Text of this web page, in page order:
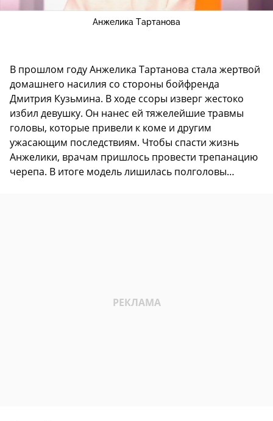
Анжелика Тартанова
В прошлом году Анжелика Тартанова стала жертвой
домашнего насилия со стороны бойфренда
Дмитрия Кузьмина. В ходе ссоры изверг жестоко
избил девушку. Он нанес ей тяжелейшие травмы
головы, которые привели к коме и другим
ужасающим последствиям. Чтобы спасти жизнь
Анжелики, врачам пришлось провести трепанацию
черепа. В итоге модель лишилась полголовы…